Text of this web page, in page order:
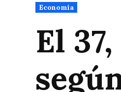
Publicado
en
Economía
El